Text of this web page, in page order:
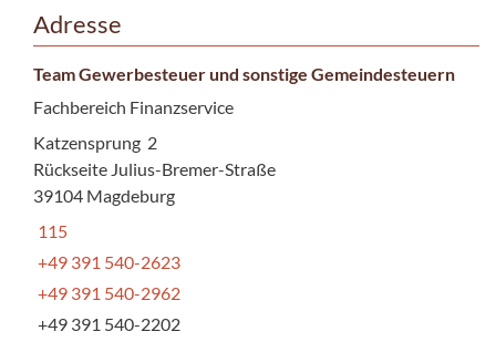
Adresse
Team Gewerbesteuer und sonstige Gemeindesteuern
Fachbereich Finanzservice
Katzensprung 2
Rückseite Julius-Bremer-Straße
39104 Magdeburg
115
+49 391 540-2623
+49 391 540-2962
+49 391 540-2202